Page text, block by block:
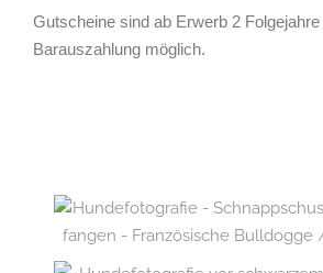
Gutscheine sind ab Erwerb 2
Barauszahlung möglich.